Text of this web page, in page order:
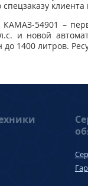
спецзаказу
КАМАЗ-54901 –
и новой
до 1400 литров.